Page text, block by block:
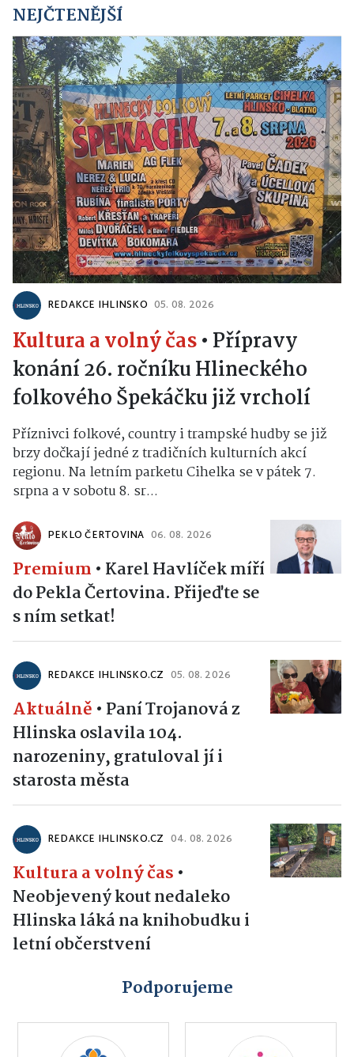
NEJČTENĚJŠÍ
REDAKCE IHLINSKO 05. 08. 2026
Kultura a volný čas• Přípravy
konání 26. ročníku Hlineckého
folkového Špekáčku již vrcholí
Příznivci folkové, country i trampské hudby se již
brzy dočkají jedné z tradičních kulturních akcí
regionu. Na letním parketu Cihelka se v pátek 7.
srpna a v sobotu 8. sr...
PEKLO ČERTOVINA 06. 08. 2026
Premium • Karel Havlíček míří
do Pekla Čertovina. Přijeďte se
s ním setkat!
REDAKCE IHLINSKO.CZ 05. 08. 2026
Aktuálně • Paní Trojanová z
Hlinska oslavila 104.
narozeniny, gratuloval jí i
starosta města
REDAKCE IHLINSKO.CZ 04. 08. 2026
Kultura a volný čas •
Neobjevený kout nedaleko
Hlinska láká na knihobudku i
letní občerstvení
Podporujeme